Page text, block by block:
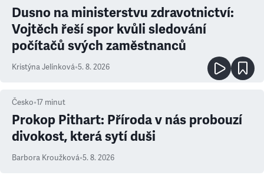
Dusno na ministerstvu zdravotnictví:
Vojtěch řeší spor kvůli sledování
počítačů svých zaměstnanců
Kristýna Jelínková•5. 8. 2026
Česko•17 minut
Prokop Pithart: Příroda v nás probouzí
divokost, která sytí duši
Barbora Kroužková•5. 8. 2026